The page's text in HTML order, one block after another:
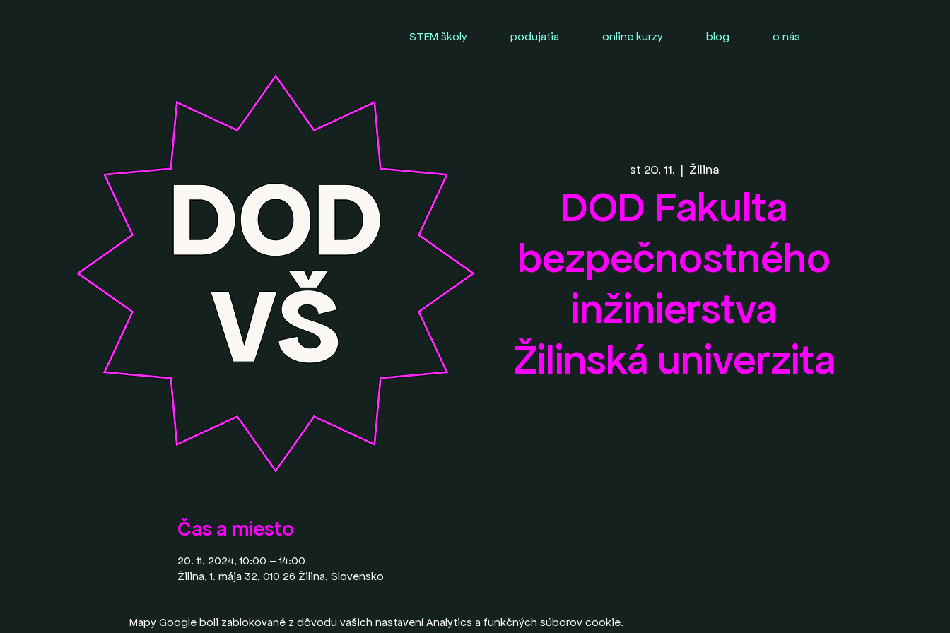
STEM školy podujatia online kurzy blog o nás
st 20. 11.
  |
Žilina
DOD Fakulta
bezpečnostného
inžinierstva
Žilinská univerzita
Čas a miesto
20. 11. 2024, 10:00 – 14:00
Žilina, 1. mája 32, 010 26 Žilina, Slovensko
Mapy Google boli zablokované z dôvodu vašich nastavení Analytics a funkčných súborov cookie.